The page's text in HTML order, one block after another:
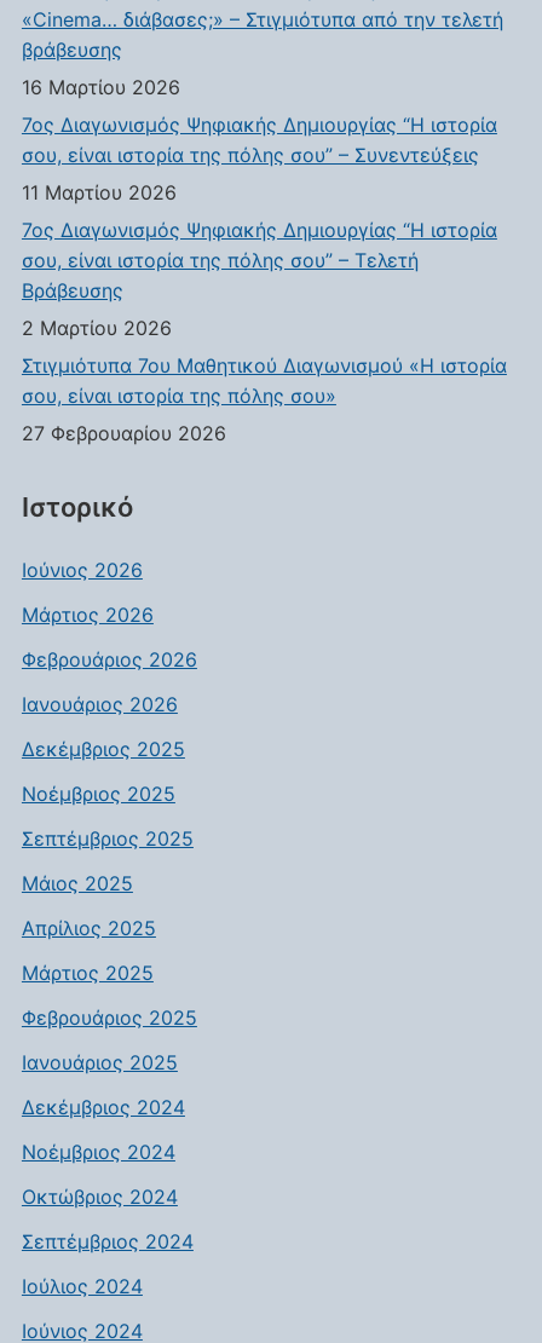
«Cinema… διάβασες;» – Στιγμιότυπα από την τελετή
βράβευσης
16 Μαρτίου 2026
7ος Διαγωνισμός Ψηφιακής Δημιουργίας “Η ιστορία
σου, είναι ιστορία της πόλης σου” – Συνεντεύξεις
11 Μαρτίου 2026
7ος Διαγωνισμός Ψηφιακής Δημιουργίας “Η ιστορία
σου, είναι ιστορία της πόλης σου” – Τελετή
Βράβευσης
2 Μαρτίου 2026
Στιγμιότυπα 7ου Μαθητικού Διαγωνισμού «Η ιστορία
σου, είναι ιστορία της πόλης σου»
27 Φεβρουαρίου 2026
Ιστορικό
Ιούνιος 2026
Μάρτιος 2026
Φεβρουάριος 2026
Ιανουάριος 2026
Δεκέμβριος 2025
Νοέμβριος 2025
Σεπτέμβριος 2025
Μάιος 2025
Απρίλιος 2025
Μάρτιος 2025
Φεβρουάριος 2025
Ιανουάριος 2025
Δεκέμβριος 2024
Νοέμβριος 2024
Οκτώβριος 2024
Σεπτέμβριος 2024
Ιούλιος 2024
Ιούνιος 2024